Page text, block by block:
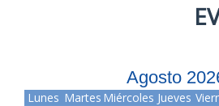
Agosto
Lunes Martes Miércoles Jueves